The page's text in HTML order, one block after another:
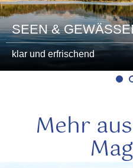
SEEN &
klar und erfrischend
Mehr